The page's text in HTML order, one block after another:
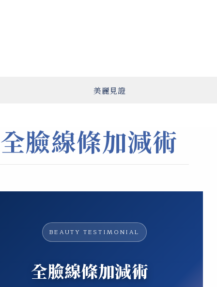
美麗見證
全臉線條加減術
BEAUTY TESTIMONIAL
全臉線條加減術